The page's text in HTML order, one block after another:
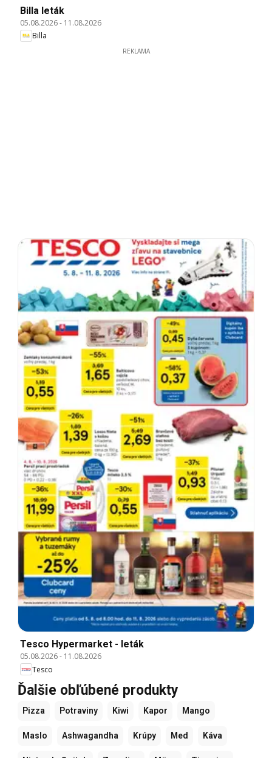
Billa leták
05.08.2026- 11.08.2026
Billa
REKLAMA
Tesco Hypermarket - leták
05.08.2026- 11.08.2026
Tesco
Ďalšie obľúbené produkty
Pizza Potraviny Kiwi Kapor Mango
Maslo Ashwagandha Krúpy Med Káva